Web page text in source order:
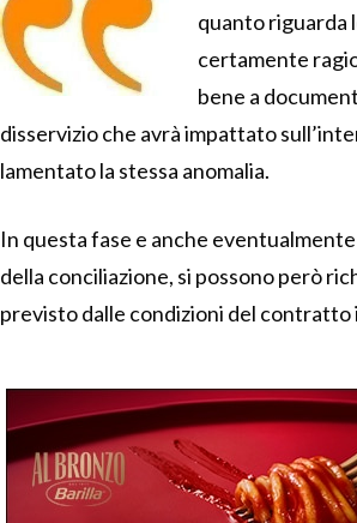
quanto riguarda
certamente
bene a
disservizio che avrà impattato
lamentato la stessa anomalia.
In questa fase e anche
della conciliazione, si possono però
previsto dalle condizioni del contratto